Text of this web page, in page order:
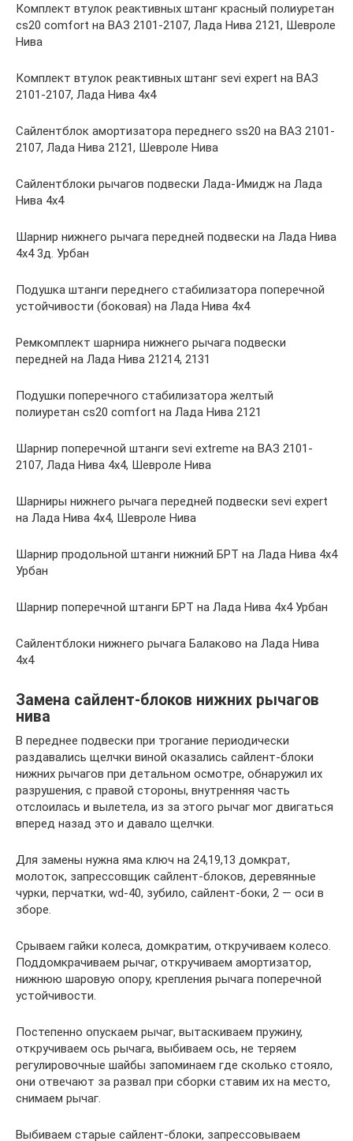
Комплект втулок реактивных штанг красный полиуретан
cs20 comfort на ВАЗ 2101-2107, Лада Нива 2121, Шевроле
Нива
Комплект втулок реактивных штанг sevi expert на ВАЗ
2101-2107, Лада Нива 4х4
Сайлентблок амортизатора переднего ss20 на ВАЗ 2101-
2107, Лада Нива 2121, Шевроле Нива
Сайлентблоки рычагов подвески Лада-Имидж на Лада
Нива 4х4
Шарнир нижнего рычага передней подвески на Лада Нива
4х4 3д. Урбан
Подушка штанги переднего стабилизатора поперечной
устойчивости (боковая) на Лада Нива 4х4
Ремкомплект шарнира нижнего рычага подвески
передней на Лада Нива 21214, 2131
Подушки поперечного стабилизатора желтый
полиуретан cs20 comfort на Лада Нива 2121
Шарнир поперечной штанги sevi extreme на ВАЗ 2101-
2107, Лада Нива 4х4, Шевроле Нива
Шарниры нижнего рычага передней подвески sevi expert
на Лада Нива 4х4, Шевроле Нива
Шарнир продольной штанги нижний БРТ на Лада Нива 4х4
Урбан
Шарнир поперечной штанги БРТ на Лада Нива 4х4 Урбан
Сайлентблоки нижнего рычага Балаково на Лада Нива
4х4
Замена сайлент-блоков нижних рычагов
нива
В переднее подвески при трогание периодически
раздавались щелчки виной оказались сайлент-блоки
нижних рычагов при детальном осмотре, обнаружил их
разрушения, с правой стороны, внутренняя часть
отслоилась и вылетела, из за этого рычаг мог двигаться
вперед назад это и давало щелчки.
Для замены нужна яма ключ на 24,19,13 домкрат,
молоток, запрессовщик сайлент-блоков, деревянные
чурки, перчатки, wd-40, зубило, сайлент-боки, 2 — оси в
зборе.
Срываем гайки колеса, домкратим, откручиваем колесо.
Поддомкрачиваем рычаг, откручиваем амортизатор,
нижнюю шаровую опору, крепления рычага поперечной
устойчивости.
Постепенно опускаем рычаг, вытаскиваем пружину,
откручиваем ось рычага, выбиваем ось, не теряем
регулировочные шайбы запоминаем где сколько стояло,
они отвечают за развал при сборки ставим их на место,
снимаем рычаг.
Выбиваем старые сайлент-блоки, запрессовываем